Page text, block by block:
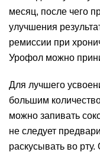
месяц, после чего
улучшения
ремиссии при
Урофол можно
Для лучшего
большим
можно запивать
не следует
раскусывать во